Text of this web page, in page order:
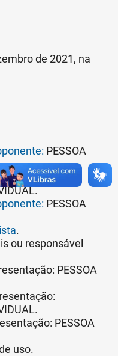
de 2021, na
PESSOA
PESSOA
.
ou responsável
PESSOA
PESSOA
uso.